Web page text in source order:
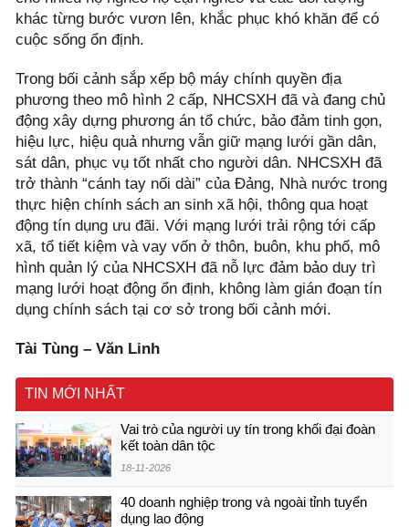
khác từng bước vươn lên, khắc phục khó khăn để có
cuộc sống ổn định.
Trong bối cảnh sắp xếp bộ máy chính quyền địa
phương theo mô hình 2 cấp, NHCSXH đã và đang chủ
động xây dựng phương án tổ chức, bảo đảm tinh gọn,
hiệu lực, hiệu quả nhưng vẫn giữ mạng lưới gần dân,
sát dân, phục vụ tốt nhất cho người dân. NHCSXH đã
trở thành “cánh tay nối dài” của Đảng, Nhà nước trong
thực hiện chính sách an sinh xã hội, thông qua hoạt
động tín dụng ưu đãi. Với mạng lưới trải rộng tới cấp
xã, tổ tiết kiệm và vay vốn ở thôn, buôn, khu phố, mô
hình quản lý của NHCSXH đã nỗ lực đảm bảo duy trì
mạng lưới hoạt động ổn định, không làm gián đoạn tín
dụng chính sách tại cơ sở trong bối cảnh mới.
Tài Tùng – Văn Linh
TIN MỚI NHẤT
Vai trò của người uy tín trong khối đại đoàn
kết toàn dân tộc
18-11-2026
40 doanh nghiệp trong và ngoài tỉnh tuyển
dụng lao động